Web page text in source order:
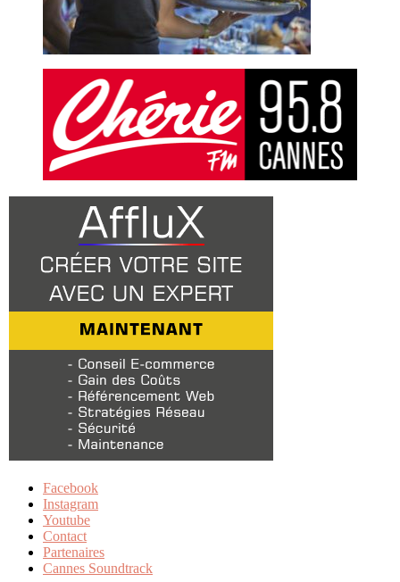
Facebook
Instagram
Youtube
Contact
Partenaires
Cannes Soundtrack